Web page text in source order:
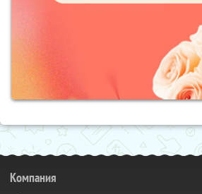
Компания